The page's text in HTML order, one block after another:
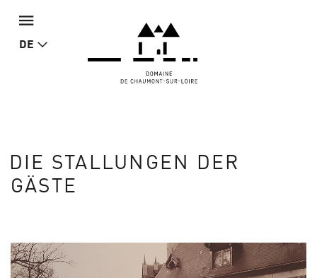
DE
DIE STALLUNGEN DER
GÄSTE